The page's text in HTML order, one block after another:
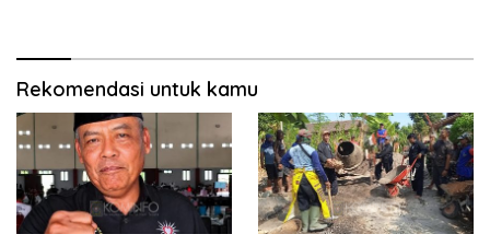
Rekomendasi untuk kamu